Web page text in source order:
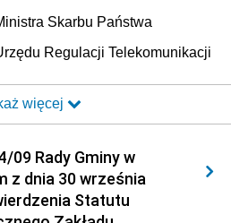
Skarbu Państwa
Regulacji Telekomunikacji
Transportu i Budownictwa
Spraw Wewnętrznych i
więcej
09 Rady Gminy w
z dnia 30 września
Statutu